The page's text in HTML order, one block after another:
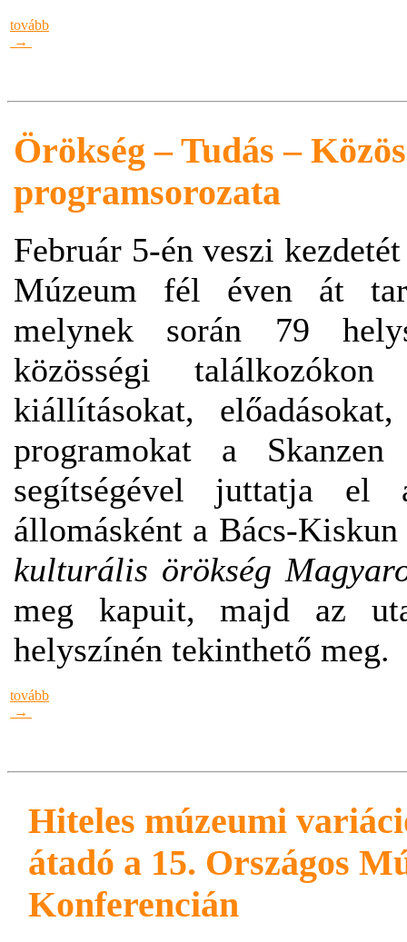
tovább
→
Örökség – Tudás –
programsorozata
Február 5-én veszi
Múzeum fél éven át
melynek során 79
közösségi
kiállításokat,
programokat a Skanzen
segítségével juttatja el
állomásként a Bács-
kulturális örökség
meg kapuit, majd az
helyszínén tekinthető meg.
tovább
→
Hiteles múzeumi
átadó a 15. Országos
Konferencián